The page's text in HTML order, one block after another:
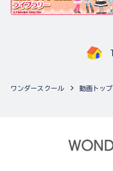
ワンダースクール 動画トップ